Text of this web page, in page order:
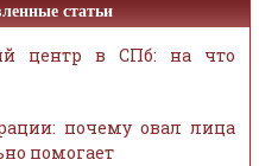
статьи
центр в СПб: на что
почему овал лица
помогает